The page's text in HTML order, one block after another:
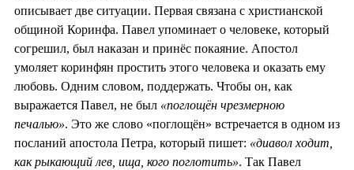
описывает две ситуации. Первая связана с христианской
общиной Коринфа. Павел упоминает о человеке, который
согрешил, был наказан и принёс покаяние. Апостол
умоляет коринфян простить этого человека и оказать ему
любовь. Одним словом, поддержать. Чтобы он, как
выражается Павел, не был «поглощён чрезмерною
печалью». Это же слово «поглощён» встречается в одном из
посланий апостола Петра, который пишет: «диавол ходит,
как рыкающий лев, ища, кого поглотить». Так Павел